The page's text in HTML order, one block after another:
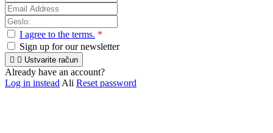
I agree to the terms. *
Sign up for our newsletter
  Ustvarite račun
Already have an account?
Log in instead Ali Reset password